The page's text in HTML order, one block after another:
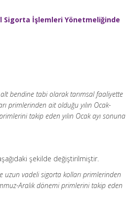
Sigorta İşlemleri Yönetmeliğinde
bendine tabi olarak tarımsal faaliyette
primlerinden ait olduğu yılın Ocak-
takip eden yılın Ocak ayı sonuna
şekilde değiştirilmiştir.
uzun vadeli sigorta kolları primlerinden
Aralık dönemi primlerini takip eden